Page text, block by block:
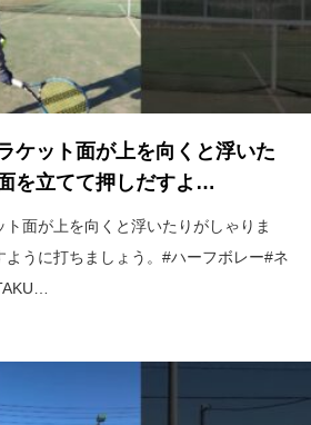
ケット面が上を向くと浮いた
を立てて押しだすよ…
面が上を向くと浮いたりがしゃりま
うに打ちましょう。#ハーフボレー#ネ